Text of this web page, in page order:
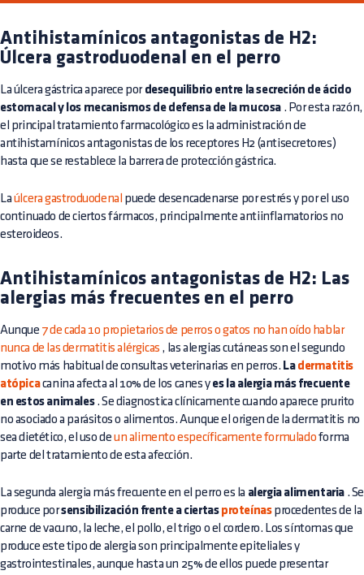
Antihistamínicos antagonistas de H2:
Úlcera gastroduodenal en el perro
La úlcera gástrica aparece por desequilibrio entre la secreción de ácido
estomacal y los mecanismos de defensa de la mucosa . Por esta razón,
el principal tratamiento farmacológico es la administración de
antihistamínicos antagonistas de los receptores H2 (antisecretores)
hasta que se restablece la barrera de protección gástrica.
La úlcera gastroduodenal puede desencadenarse por estrés y por el uso
continuado de ciertos fármacos, principalmente antiinflamatorios no
esteroideos.
Antihistamínicos antagonistas de H2: Las
alergias más frecuentes en el perro
Aunque 7 de cada 10 propietarios de perros o gatos no han oído hablar
nunca de las dermatitis alérgicas , las alergias cutáneas son el segundo
motivo más habitual de consultas veterinarias en perros. Ladermatitis
atópicacanina afecta al 10% de los canes y es la alergia más frecuente
en estos animales. Se diagnostica clínicamente cuando aparece prurito
no asociado a parásitos o alimentos. Aunque el origen de la dermatitis no
sea dietético, el uso de un alimento específicamente formulado forma
parte del tratamiento de esta afección.
La segunda alergia más frecuente en el perro es la alergia alimentaria . Se
produce porsensibilización frente a ciertasproteínasprocedentes de la
carne de vacuno, la leche, el pollo, el trigo o el cordero. Los síntomas que
produce este tipo de alergia son principalmente epiteliales y
gastrointestinales, aunque hasta un 25% de ellos puede presentar